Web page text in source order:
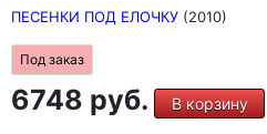
ПЕСЕНКИ ПОД ЕЛОЧКУ (2010)
Под заказ
6748 руб. В корзину